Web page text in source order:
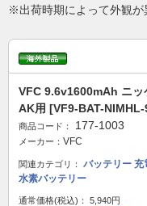
※出荷時期によって外観が
VFC 9.6v1600mAh ニッ
AK用 [VF9-BAT-
商品コード： 177-1003
メーカー： VFC
関連カテゴリ： バッテリー 充
水素バッテリー
通常価格(税込)：
5,940円